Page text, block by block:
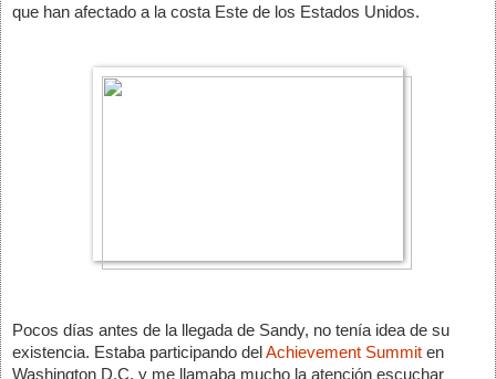
que han afectado a la costa Este de los Estados Unidos.
Pocos días antes de la llegada de Sandy, no tenía idea de su
existencia. Estaba participando del Achievement Summit en
Washington D.C. y me llamaba mucho la atención escuchar